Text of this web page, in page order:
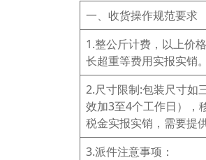
一、收货操作规范要求
1.整公斤计费，以上价
长超重等费用实报实销。
2.尺寸限制:包装尺寸如
效加3至4个工作日），
税金实报实销，需要提
3.派件注意事项：